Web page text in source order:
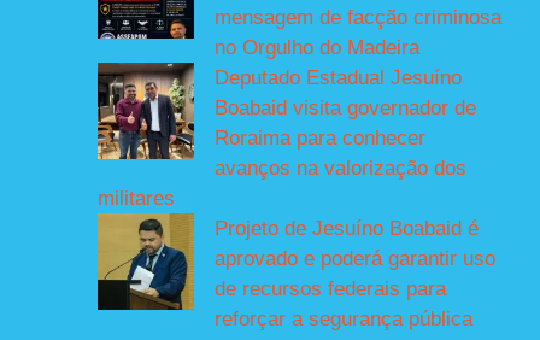
mensagem de facção criminosa
no Orgulho do Madeira
Deputado Estadual Jesuíno
Boabaid visita governador de
Roraima para conhecer
avanços na valorização dos
militares
Projeto de Jesuíno Boabaid é
aprovado e poderá garantir uso
de recursos federais para
reforçar a segurança pública